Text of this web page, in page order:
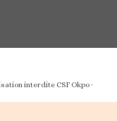
interdite CSF Okpo·